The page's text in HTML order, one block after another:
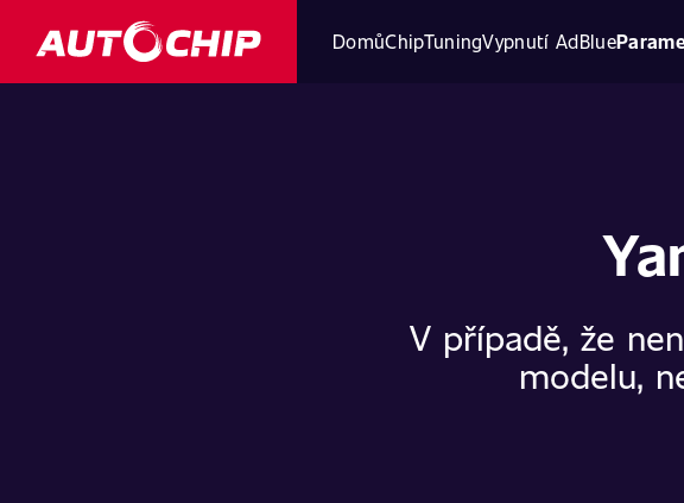
DomůChipTuningVypnutí AdBlue
V případě, že
modelu,